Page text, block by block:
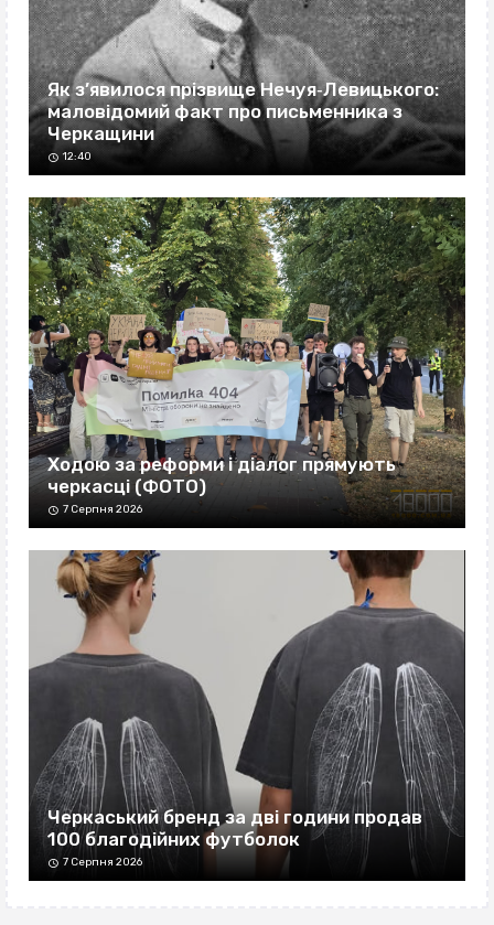
Як з’явилося прізвище Нечуя‐Левицького:
маловідомий факт про письменника з
Черкащини
12:40
Ходою за реформи і діалог прямують
черкасці (ФОТО)
7 Серпня 2026
Черкаський бренд за дві години продав
100 благодійних футболок
7 Серпня 2026